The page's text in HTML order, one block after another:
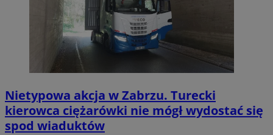
Nietypowa akcja w Zabrzu. Turecki
kierowca ciężarówki nie mógł wydostać się
spod wiaduktów